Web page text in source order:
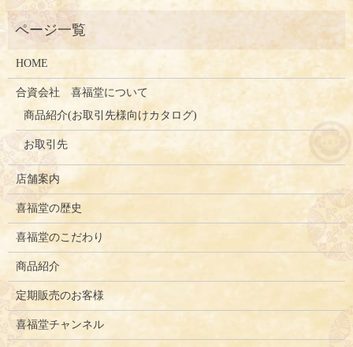
HOME
合資会社 喜福堂について
商品紹介(お取引先様向けカタログ)
お取引先
店舗案内
喜福堂の歴史
喜福堂のこだわり
商品紹介
定期販売のお客様
喜福堂チャンネル